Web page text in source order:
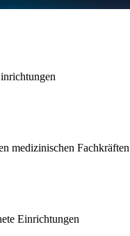
medizinischen Fachkräften
Einrichtungen